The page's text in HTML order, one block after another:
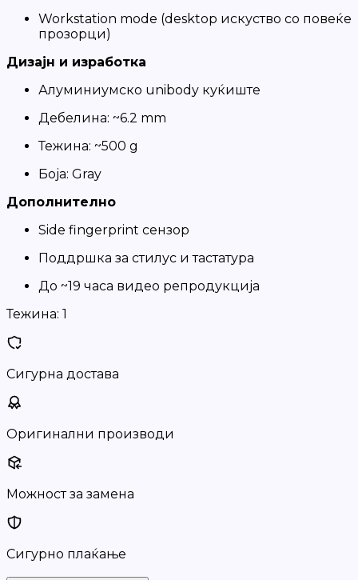
Workstation mode (desktop искуство со повеќе
прозорци)
Дизајн и изработка
Алуминиумско unibody куќиште
Дебелина: ~6.2 mm
Тежина: ~500 g
Боја: Gray
Дополнително
Side fingerprint сензор
Поддршка за стилус и тастатура
До ~19 часа видео репродукција
Тежина: 1
Сигурна достава
Оригинални производи
Можност за замена
Сигурно плаќање